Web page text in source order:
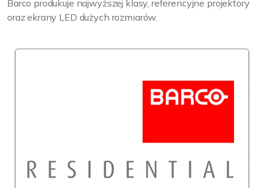
Barco produkuje najwyższej klasy, referencyjne projektory
oraz ekrany LED dużych rozmiarów.